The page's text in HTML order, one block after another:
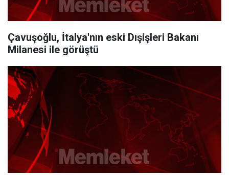
Çavuşoğlu, İtalya'nın eski Dışişleri Bakanı
Milanesi ile görüştü